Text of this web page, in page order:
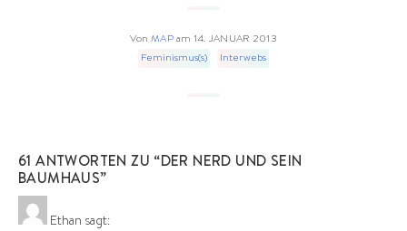
Von MAPam 14. JANUAR 2013
Feminismus(s)
Interwebs
61 ANTWORTEN ZU “DER NERD UND SEIN
BAUMHAUS”
Ethan sagt: